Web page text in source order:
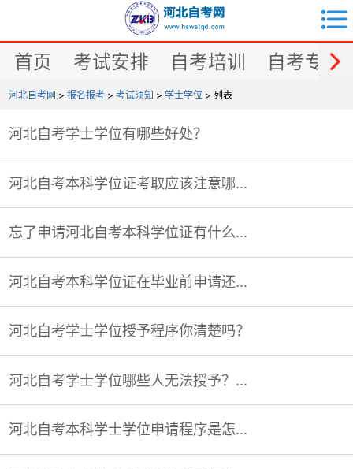

首页 考试安排 自考培训 自考专业

河北自考网 >报名报考 >考试须知 >学士学位 > 列表
河北自考学士学位有哪些好处？
河北自考本科学位证考取应该注意哪...
忘了申请河北自考本科学位证有什么...
河北自考本科学位证在毕业前申请还...
河北自考学士学位授予程序你清楚吗？
河北自考学士学位哪些人无法授予？...
河北自考本科学士学位申请程序是怎...